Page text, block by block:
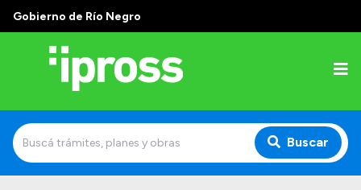
Gobierno de Río Negro
Buscar